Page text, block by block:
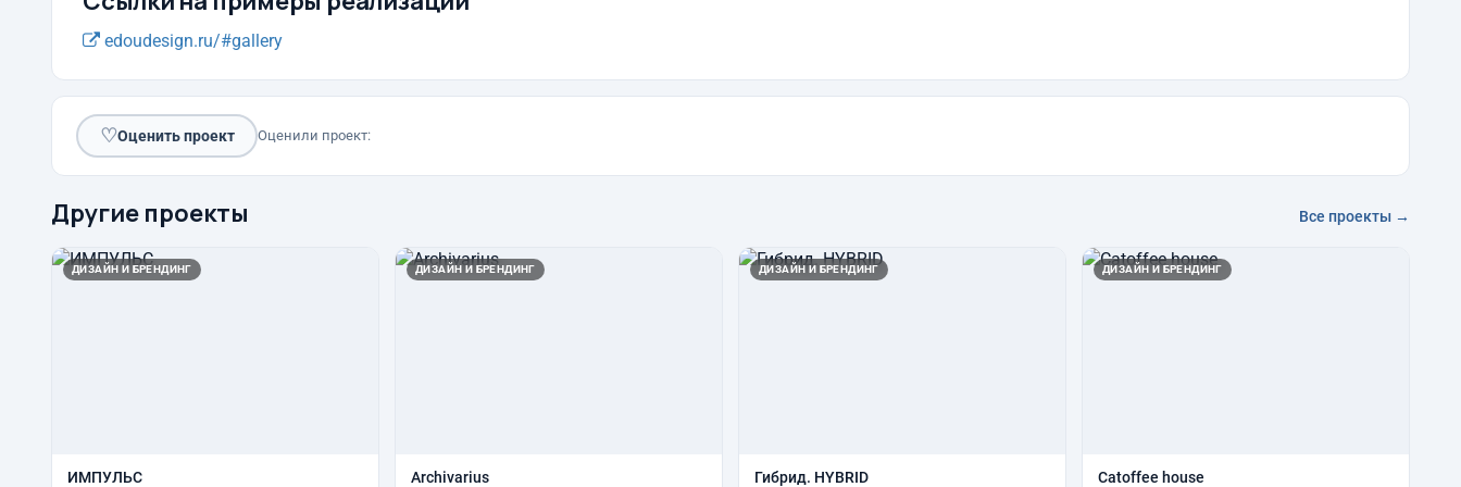
edoudesign.ru/#gallery
♡Оценить проект Оценили проект:
Другие проекты Все проекты →
ДИЗАЙН И БРЕНДИНГ
ИМПУЛЬС
ДИЗАЙН И БРЕНДИНГ
Archivarius
ДИЗАЙН И БРЕНДИНГ
Гибрид. HYBRID
ДИЗАЙН И БРЕНДИНГ
Catoffee house